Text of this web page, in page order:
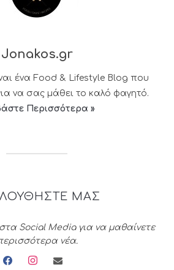
Jonakos.gr
ένα Food & Lifestyle Blog που
να σας μάθει το καλό φαγητό.
Περισσότερα »
ΜΑΣ
Social Media για να μαθαίνετε
νέα.
facebookinstagramenvelope